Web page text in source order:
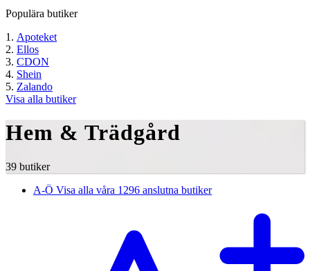
Populära butiker
Apoteket
Ellos
CDON
Shein
Zalando
Visa alla butiker
Hem & Trädgård
39 butiker
A-Ö Visa alla våra 1296 anslutna butiker